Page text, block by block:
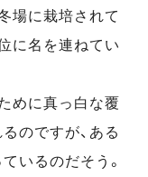
場に栽培されて
に名を連ねてい
めに真っ白な覆
のですが、ある
いるのだそう。